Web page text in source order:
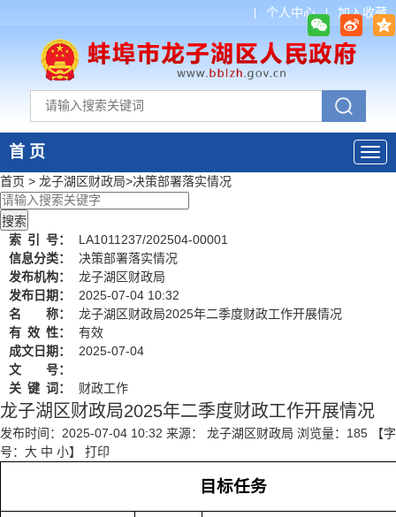
个人中心 加入收藏
首 页
首页 > 龙子湖区财政局>决策部署落实情况
索 引 号：
LA1011237/202504-00001
信息分类：
决策部署落实情况
发布机构：
龙子湖区财政局
发布日期：
2025-07-04 10:32
名 称：
龙子湖区财政局2025年二季度财政工作开展情况
有 效 性：
有效
成文日期：
2025-07-04
文 号：
关 键 词： 财政工作
龙子湖区财政局2025年二季度财政工作开展情况
发布时间：2025-07-04 10:32 来源： 龙子湖区财政局 浏览量： 185
【字
号： 大 中 小】 打印
目标任务